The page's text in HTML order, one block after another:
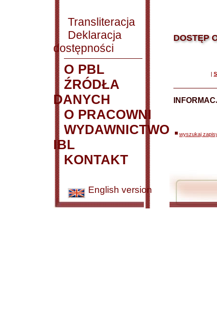
Transliteracja
Deklaracja
dostępności
O PBL
ŹRÓDŁA
DANYCH
O PRACOWNI
WYDAWNICTWO
IBL
KONTAKT
English version
DOSTĘP
|
wyszukaj